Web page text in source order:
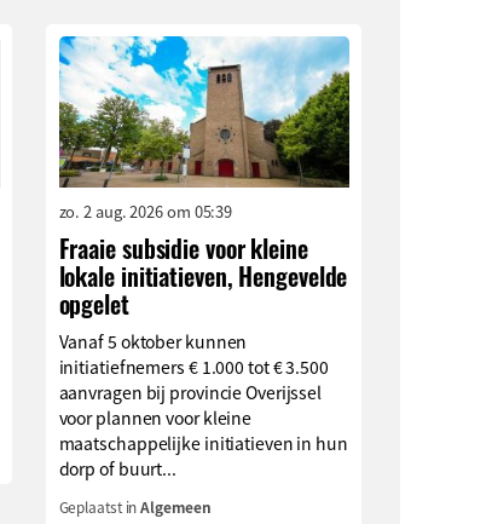
zo. 2 aug. 2026 om 05:39
Fraaie subsidie voor kleine
lokale initiatieven, Hengevelde
opgelet
Vanaf 5 oktober kunnen
initiatiefnemers € 1.000 tot € 3.500
aanvragen bij provincie Overijssel
voor plannen voor kleine
maatschappelijke initiatieven in hun
dorp of buurt...
Geplaatst inAlgemeen